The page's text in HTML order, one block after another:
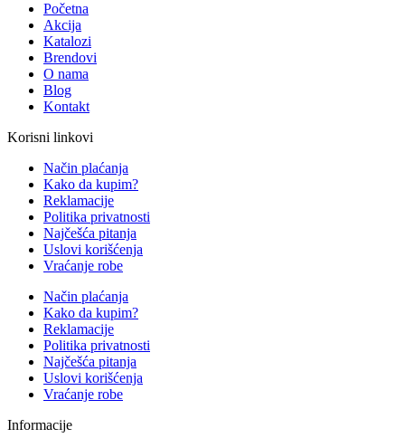
Početna
Akcija
Katalozi
Brendovi
O nama
Blog
Kontakt
Korisni linkovi
Način plaćanja
Kako da kupim?
Reklamacije
Politika privatnosti
Najčešća pitanja
Uslovi korišćenja
Vraćanje robe
Način plaćanja
Kako da kupim?
Reklamacije
Politika privatnosti
Najčešća pitanja
Uslovi korišćenja
Vraćanje robe
Informacije